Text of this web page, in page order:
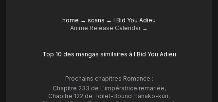
home → scans → I Bid You Adieu
Anime Release Calendar →
Top 10 des mangas similaires à I Bid You Adieu
Prochains chapitres Romance :
Chapitre 233 de L'impératrice remariée,
Chapitre 122 de Toilet-Bound Hanako-kun,